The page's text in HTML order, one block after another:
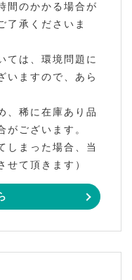
間のかかる場合が
了承くださいま
ては、環境問題に
いますので、あら
、稀に在庫あり品
がございます。
しまった場合、当
せて頂きます）